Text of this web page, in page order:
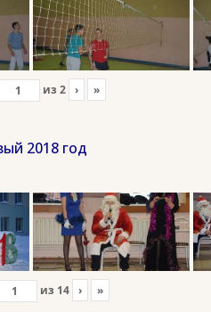
из 2 › »
2018 год
из 14 › »